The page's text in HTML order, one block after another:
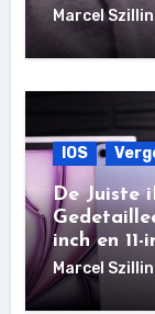
Marcel
IOS
De Juiste
inch en
Marcel